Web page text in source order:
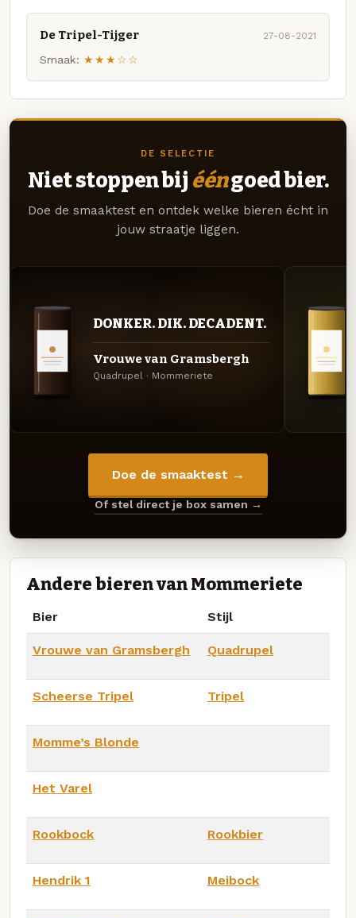
De Tripel-Tijger 27-08-2021
Smaak: ★★★☆☆
DE SELECTIE
Niet stoppen bij ééngoed bier.
Doe de smaaktest en ontdek welke bieren écht in
jouw straatje liggen.
DONKER. DIK. DECADENT.
Vrouwe van Gramsbergh
Quadrupel · Mommeriete
Doe de smaaktest →
Of stel direct je box samen →
Andere bieren van Mommeriete
Bier Stijl
Vrouwe van Gramsbergh Quadrupel
Scheerse Tripel Tripel
Momme’s Blonde
Het Varel
Rookbock Rookbier
Hendrik 1 Meibock